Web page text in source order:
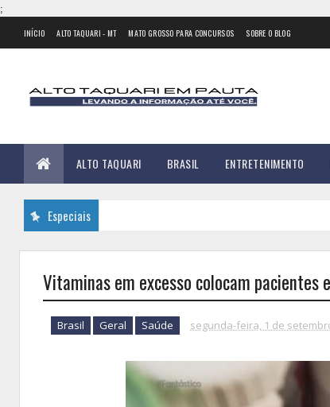
;
INÍCIO ALTO TAQUARI - MT MATO GROSSO PARA CONCURSOS SOBRE O BLOG
ALTO TAQUARI BRASIL ENTRETENIMENTO
Especiais
Vitaminas em excesso colocam
Brasil Geral Saúde segunda-feira, 1 de